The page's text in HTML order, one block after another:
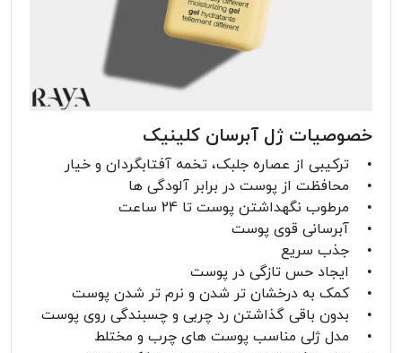
خصوصیات ژل آبرسان کلینیک
• ترکیبی از عصاره جلبک، تخمه آفتابگردان و خیار
• محافظت از پوست در برابر آلودگی ها
• مرطوب نگهداشتن پوست تا 24 ساعت
• آبرسانی قوی پوست
• جذب سریع
• ایجاد حس تازگی در پوست
• کمک به درخشان تر شدن و نرم تر شدن پوست
• بدون باقی گذاشتن رد چربی و چسبندگی روی پوست
• مدل ژلی مناسب پوست های چرب و مختلط